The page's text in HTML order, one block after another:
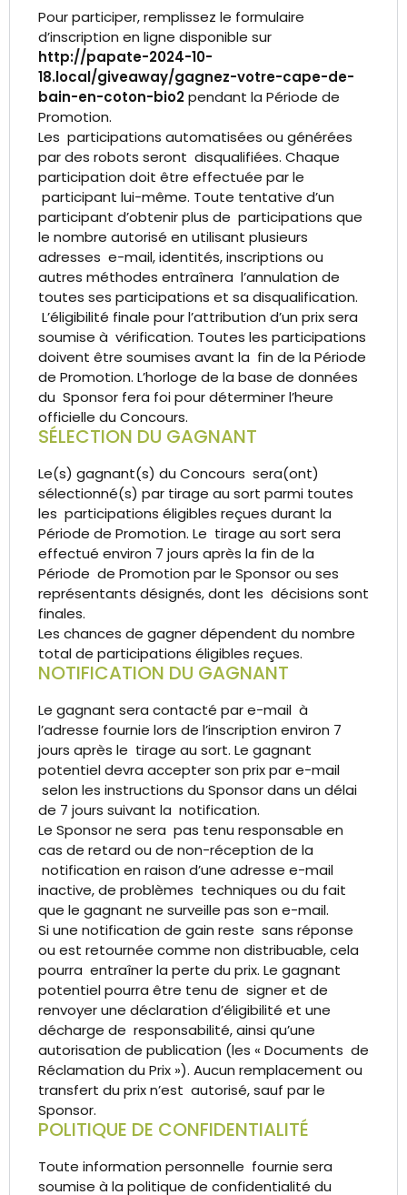
Pour participer, remplissez le formulaire
d’inscription en ligne disponible sur
http://papate-2024-10-
18.local/giveaway/gagnez-votre-cape-de-
bain-en-coton-bio2pendant la Période de
Promotion.
Les participations automatisées ou générées
par des robots seront disqualifiées. Chaque
participation doit être effectuée par le
participant lui-même. Toute tentative d’un
participant d’obtenir plus de participations que
le nombre autorisé en utilisant plusieurs
adresses e-mail, identités, inscriptions ou
autres méthodes entraînera l’annulation de
toutes ses participations et sa disqualification.
L’éligibilité finale pour l’attribution d’un prix sera
soumise à vérification. Toutes les participations
doivent être soumises avant la fin de la Période
de Promotion. L’horloge de la base de données
du Sponsor fera foi pour déterminer l’heure
officielle du Concours.
SÉLECTION DU GAGNANT
Le(s) gagnant(s) du Concours sera(ont)
sélectionné(s) par tirage au sort parmi toutes
les participations éligibles reçues durant la
Période de Promotion. Le tirage au sort sera
effectué environ 7 jours après la fin de la
Période de Promotion par le Sponsor ou ses
représentants désignés, dont les décisions sont
finales.
Les chances de gagner dépendent du nombre
total de participations éligibles reçues.
NOTIFICATION DU GAGNANT
Le gagnant sera contacté par e-mail à
l’adresse fournie lors de l’inscription environ 7
jours après le tirage au sort. Le gagnant
potentiel devra accepter son prix par e-mail
selon les instructions du Sponsor dans un délai
de 7 jours suivant la notification.
Le Sponsor ne sera pas tenu responsable en
cas de retard ou de non-réception de la
notification en raison d’une adresse e-mail
inactive, de problèmes techniques ou du fait
que le gagnant ne surveille pas son e-mail.
Si une notification de gain reste sans réponse
ou est retournée comme non distribuable, cela
pourra entraîner la perte du prix. Le gagnant
potentiel pourra être tenu de signer et de
renvoyer une déclaration d’éligibilité et une
décharge de responsabilité, ainsi qu’une
autorisation de publication (les « Documents de
Réclamation du Prix »). Aucun remplacement ou
transfert du prix n’est autorisé, sauf par le
Sponsor.
POLITIQUE DE CONFIDENTIALITÉ
Toute information personnelle fournie sera
soumise à la politique de confidentialité du